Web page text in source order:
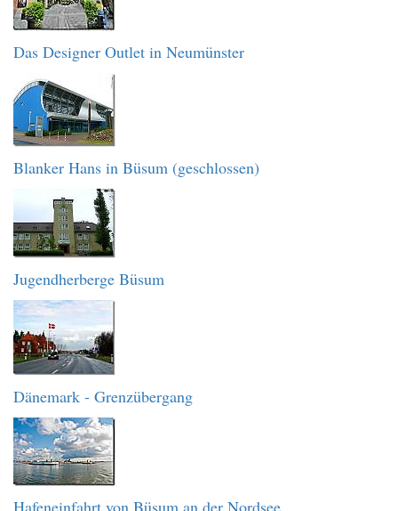
Das Designer Outlet in Neumünster
Blanker Hans in Büsum (geschlossen)
Jugendherberge Büsum
Dänemark - Grenzübergang
Hafeneinfahrt von Büsum an der Nordsee